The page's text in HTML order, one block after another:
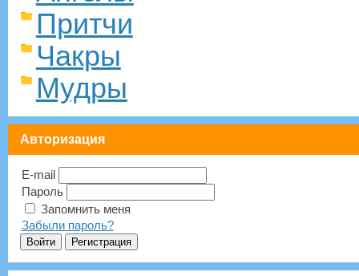
Притчи
Чакры
Мудры
Авторизация
E-mail
Пароль
Запомнить меня
Забыли пароль?